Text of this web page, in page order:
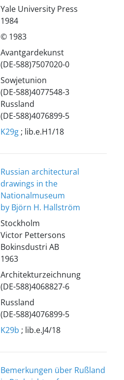
Yale University Press
1984
© 1983
Avantgardekunst
(DE-588)7507020-0
Sowjetunion
(DE-588)4077548-3
Russland
(DE-588)4076899-5
K29g; lib.e.H1/18
Russian architectural
drawings in the
Nationalmuseum
by Björn H. Hallström
Stockholm
Victor Pettersons
Bokinsdustri AB
1963
Architekturzeichnung
(DE-588)4068827-6
Russland
(DE-588)4076899-5
K29b ; lib.e.J4/18
Bemerkungen über Rußland